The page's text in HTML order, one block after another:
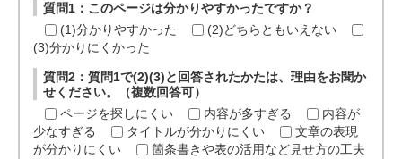
質問1：このページは分かりやすかったですか？
(1)分かりやすかった
(2)どちらともいえない
(3)分かりにくかった
質問2：質問1で(2)(3)と回答されたかたは、理由をお聞か
せください。（複数回答可）
ページを探しにくい
内容が多すぎる
内容が
少なすぎる
タイトルが分かりにくい
文章の表現
が分かりにくい
箇条書きや表の活用など見せ方の工夫